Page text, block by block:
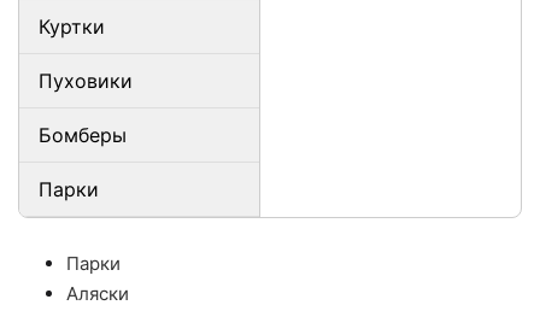
Куртки
Пуховики
Бомберы
Парки
Парки
Аляски